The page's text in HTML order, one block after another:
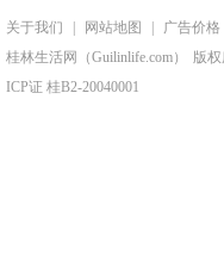
关于我们 网站地图 广告价格
桂林生活网（Guilinlife.com）
版
ICP证 桂B2-20040001